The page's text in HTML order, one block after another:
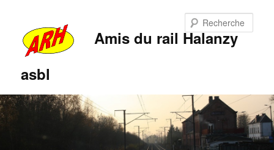
Amis du rail Halanzy
asbl